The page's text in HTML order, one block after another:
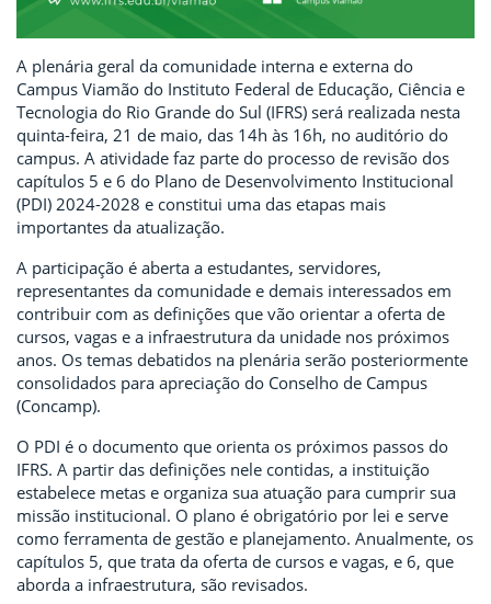
A plenária geral da comunidade interna e externa do
Campus Viamão do Instituto Federal de Educação, Ciência e
Tecnologia do Rio Grande do Sul (IFRS) será realizada nesta
quinta-feira, 21 de maio, das 14h às 16h, no auditório do
campus. A atividade faz parte do processo de revisão dos
capítulos 5 e 6 do Plano de Desenvolvimento Institucional
(PDI) 2024-2028 e constitui uma das etapas mais
importantes da atualização.
A participação é aberta a estudantes, servidores,
representantes da comunidade e demais interessados em
contribuir com as definições que vão orientar a oferta de
cursos, vagas e a infraestrutura da unidade nos próximos
anos. Os temas debatidos na plenária serão posteriormente
consolidados para apreciação do Conselho de Campus
(Concamp).
O PDI é o documento que orienta os próximos passos do
IFRS. A partir das definições nele contidas, a instituição
estabelece metas e organiza sua atuação para cumprir sua
missão institucional. O plano é obrigatório por lei e serve
como ferramenta de gestão e planejamento. Anualmente, os
capítulos 5, que trata da oferta de cursos e vagas, e 6, que
aborda a infraestrutura, são revisados.